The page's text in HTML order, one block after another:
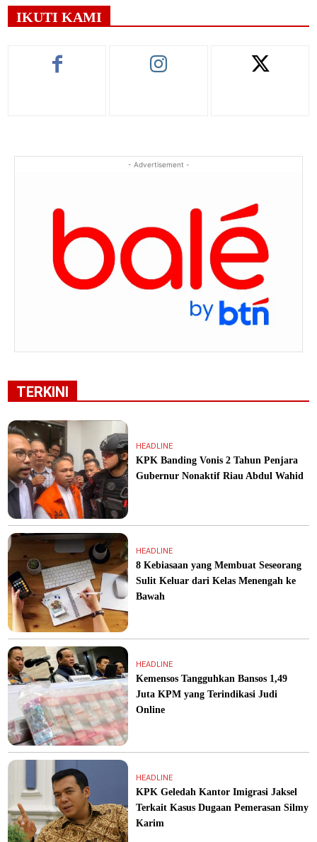
IKUTI KAMI
- Advertisement -
TERKINI
HEADLINE
KPK Banding Vonis 2 Tahun Penjara
Gubernur Nonaktif Riau Abdul Wahid
HEADLINE
8 Kebiasaan yang Membuat Seseorang
Sulit Keluar dari Kelas Menengah ke
Bawah
HEADLINE
Kemensos Tangguhkan Bansos 1,49
Juta KPM yang Terindikasi Judi
Online
HEADLINE
KPK Geledah Kantor Imigrasi Jaksel
Terkait Kasus Dugaan Pemerasan Silmy
Karim